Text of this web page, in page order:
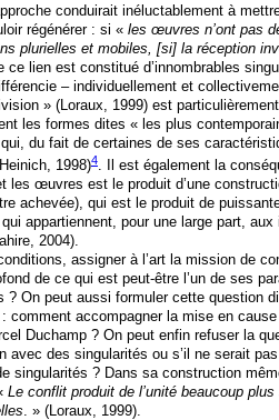
conduirait inéluctablement à
régénérer : si « les œuvres n’ont pas
plurielles et mobiles, [si] la réception
ce lien est constitué d’innombrables
– individuellement et
» (Loraux, 1999) est
les formes dites « les plus
du fait de certaines de ses
1998)4
. Il est également la
les œuvres est le produit d’une
achevée), qui est le produit de
appartiennent, pour une large part,
2004).
assigner à l’art la mission de
de ce qui est peut-être l’un de ses
? On peut aussi formuler cette question
comment accompagner la mise en
Duchamp ? On peut enfin refuser la
avec des singularités ou s’il ne serait
singularités ? Dans sa construction
Le conflit produit de l’unité beaucoup
. » (Loraux, 1999).